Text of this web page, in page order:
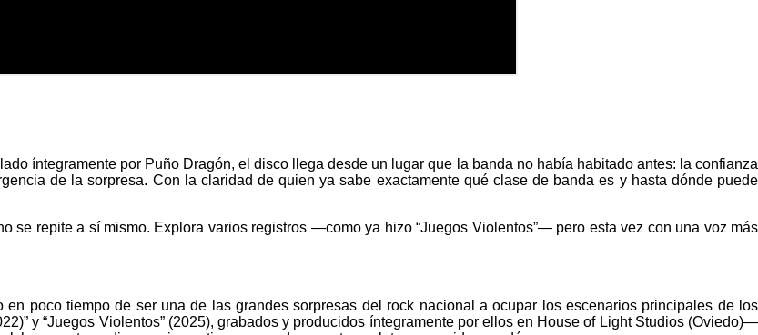
íntegramente por Puño Dragón, el disco llega desde un lugar que la banda no había habitado antes: la confianza
de la sorpresa. Con la claridad de quien ya sabe exactamente qué clase de banda es y hasta dónde puede
se repite a sí mismo. Explora varios registros —como ya hizo “Juegos Violentos”— pero esta vez con una voz más
poco tiempo de ser una de las grandes sorpresas del rock nacional a ocupar los escenarios principales de los
y “Juegos Violentos” (2025), grabados y producidos íntegramente por ellos en House of Light Studios (Oviedo)—